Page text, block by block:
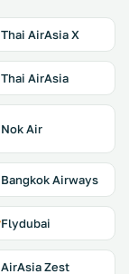
Thai AirAsia X
Thai AirAsia
Nok Air
Bangkok Airways
Flydubai
AirAsia Zest